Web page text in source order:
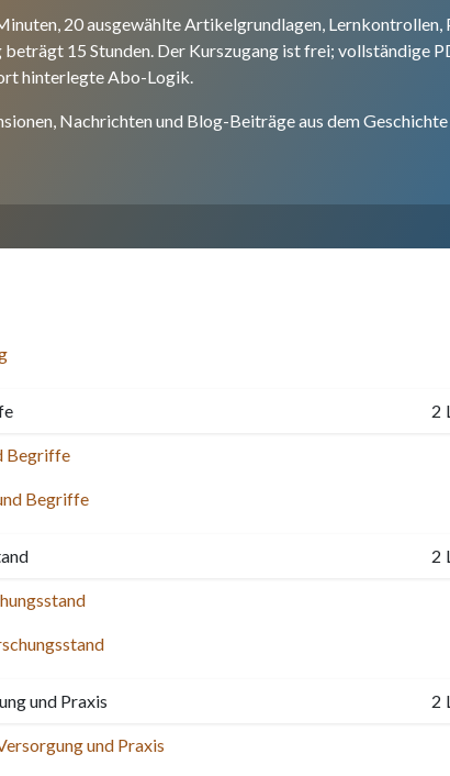
20 ausgewählte Artikelgrundlagen, Lernkontrollen,
15 Stunden. Der Kurszugang ist frei; vollständige
hinterlegte Abo-Logik.
Nachrichten und Blog-Beiträge aus dem
2
Begriffe
Begriffe
2
und Praxis 2
und Praxis